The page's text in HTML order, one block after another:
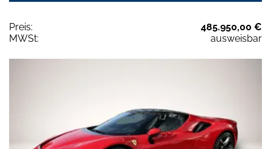
Preis:
485.950,00 €
MWSt:
ausweisbar